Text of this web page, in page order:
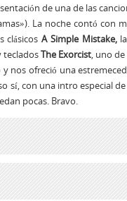
de una de las
La noche contó con
clásicos A Simple Mistake,
tecladosThe Exorcist, uno
nos ofreció una
sí, con una intro especial
pocas. Bravo.